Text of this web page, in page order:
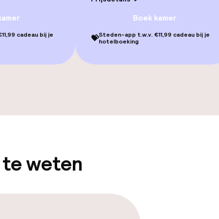
cadeau bij je
Boek kamer
💝Steden-app t.w.v. €11,99 cadeau bij je
hotelboeking
te weten